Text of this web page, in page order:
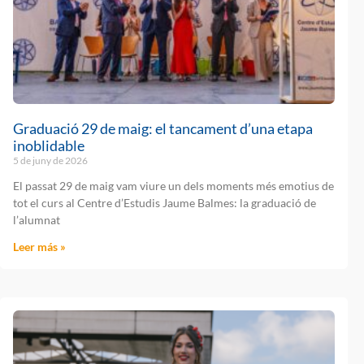
Graduació 29 de maig: el tancament d’una etapa
inoblidable
5 de juny de 2026
El passat 29 de maig vam viure un dels moments més emotius de
tot el curs al Centre d’Estudis Jaume Balmes: la graduació de
l’alumnat
Leer más »